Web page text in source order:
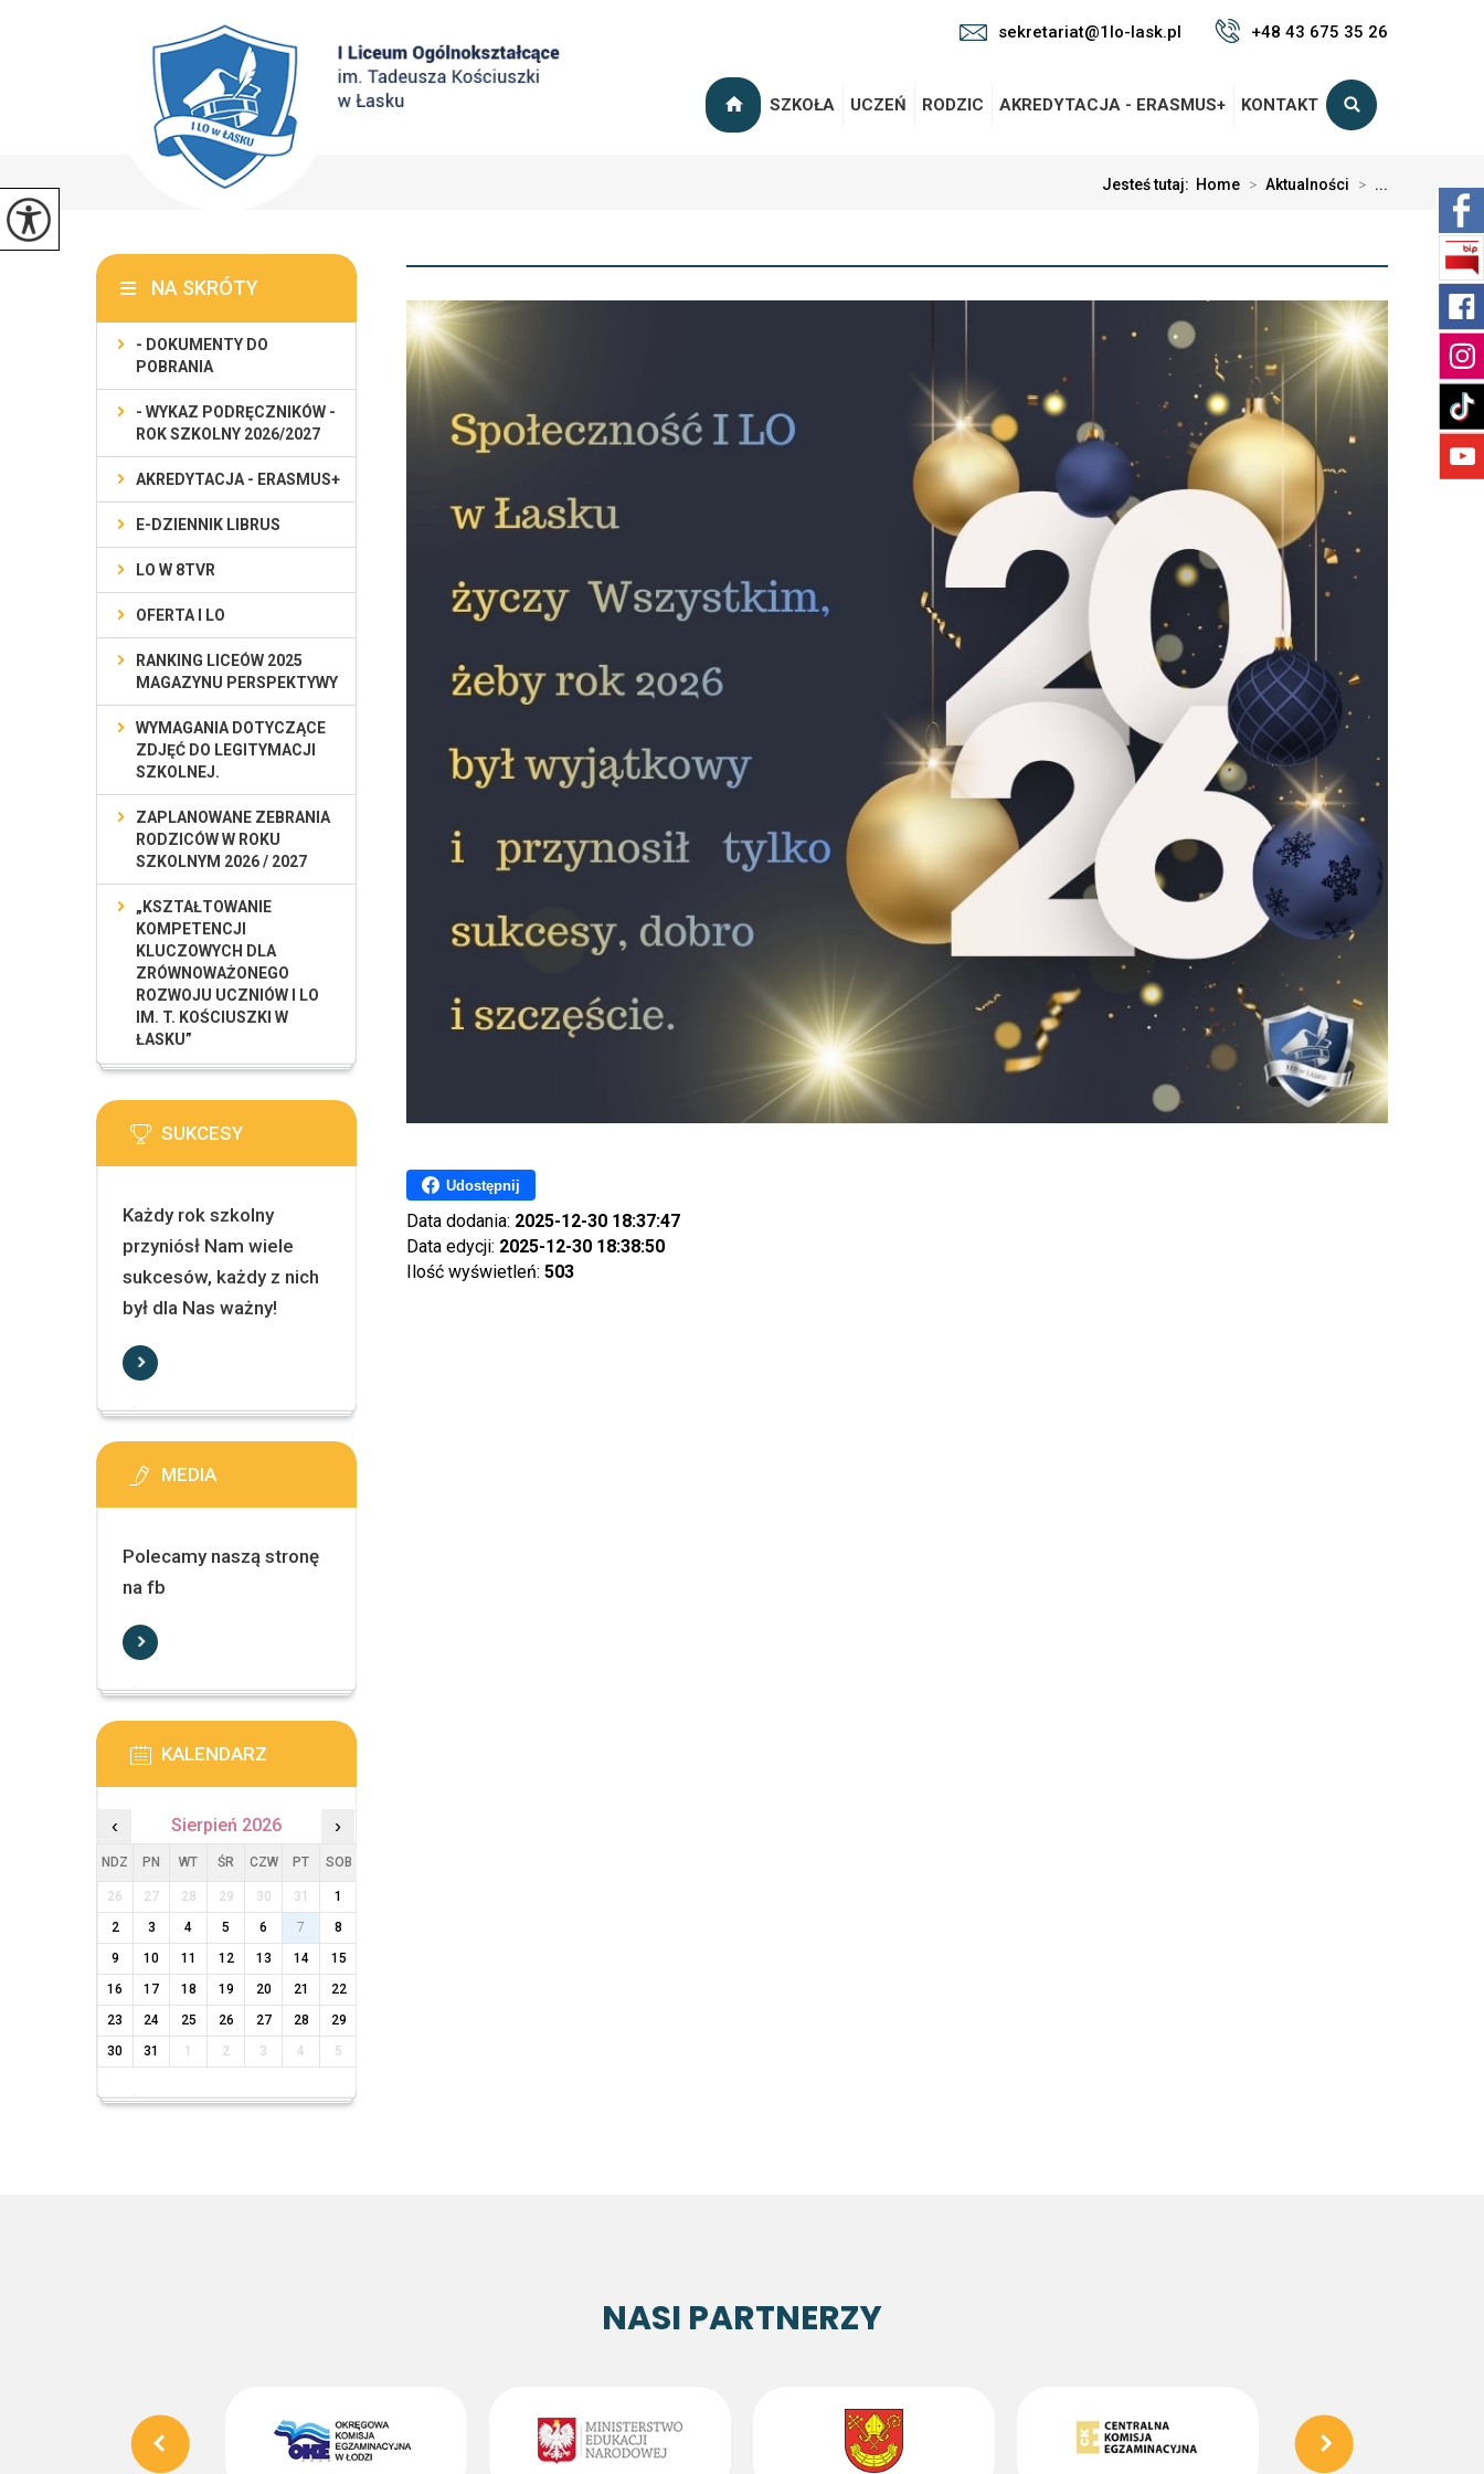
sekretariat@1lo-lask.pl +48 43 675 35 26
SZKOŁA UCZEŃ RODZIC AKREDYTACJA - ERASMUS+ KONTAKT
Jesteś tutaj: Home > Aktualności > ...
Udostępnij
Data dodania: 2025-12-30 18:37:47
Data edycji: 2025-12-30 18:38:50
Ilość wyświetleń: 503
NA SKRÓTY
- DOKUMENTY DO
POBRANIA
- WYKAZ PODRĘCZNIKÓW -
ROK SZKOLNY 2026/2027
AKREDYTACJA - ERASMUS+
E-DZIENNIK LIBRUS
LO W 8TVR
OFERTA I LO
RANKING LICEÓW 2025
MAGAZYNU PERSPEKTYWY
WYMAGANIA DOTYCZĄCE
ZDJĘĆ DO LEGITYMACJI
SZKOLNEJ.
ZAPLANOWANE ZEBRANIA
RODZICÓW W ROKU
SZKOLNYM 2026 / 2027
„KSZTAŁTOWANIE
KOMPETENCJI
KLUCZOWYCH DLA
ZRÓWNOWAŻONEGO
ROZWOJU UCZNIÓW I LO
IM. T. KOŚCIUSZKI W
ŁASKU”
SUKCESY
Każdy rok szkolny
przyniósł Nam wiele
sukcesów, każdy z nich
był dla Nas ważny!
MEDIA
Polecamy naszą stronę
na fb
KALENDARZ
‹ Sierpień 2026 ›
NDZ PN WT ŚR CZW PT SOB
26 27 28 29 30 31
1
2
3 4 5 6 7
8
9
10 11 12 13 14
15
16
17 18 19 20 21
22
23
24 25 26 27 28
29
30
31 1 2 3 4 5
NASI PARTNERZY